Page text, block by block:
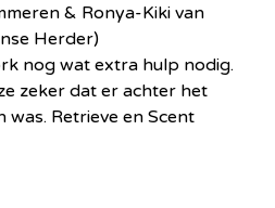
& Ronya-Kiki van
Herder)
nog wat extra hulp nodig.
zeker dat er achter het
Retrieve en Scent